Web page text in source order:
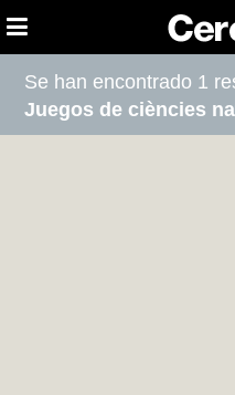
Se han encontrado 1
Juegos de ciències